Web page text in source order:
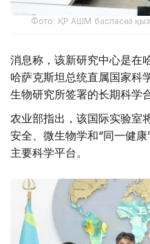
Фото: ҚР АШМ баспасөз
消息称，该新研究中心是在
哈萨克斯坦总统直属国家科
生物研究所签署的长期科学
农业部指出，该国际实验室
安全、微生物学和“同一健
主要科学平台。